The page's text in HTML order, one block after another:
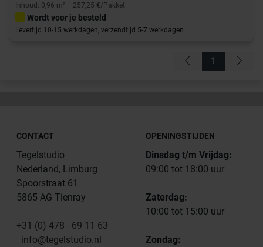
Inhoud: 0,96 m² = 257,25 €/Pakket
Wordt voor je besteld
Levertijd 10-15 werkdagen, verzendtijd 5-7 werkdagen
1
CONTACT
Tegelstudio
Nederland, Limburg
Spoorstraat 61
5865 AG Tienray
+31 (0) 478 - 69 11 63
info@tegelstudio.nl
OPENINGSTIJDEN
Dinsdag t/m Vrijdag:
09:00 tot 18:00 uur
Zaterdag:
10:00 tot 15:00 uur
Zondag: